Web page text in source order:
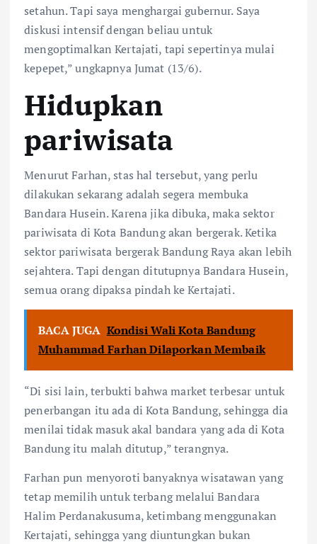
setahun. Tapi saya menghargai gubernur. Saya
diskusi intensif dengan beliau untuk
mengoptimalkan Kertajati, tapi sepertinya mulai
kepepet,” ungkapnya Jumat (13/6).
Hidupkan
pariwisata
Menurut Farhan, stas hal tersebut, yang perlu
dilakukan sekarang adalah segera membuka
Bandara Husein. Karena jika dibuka, maka sektor
pariwisata di Kota Bandung akan bergerak. Ketika
sektor pariwisata bergerak Bandung Raya akan lebih
sejahtera. Tapi dengan ditutupnya Bandara Husein,
semua orang dipaksa pindah ke Kertajati.
BACA JUGA Kondisi Wali Kota Bandung
Muhammad Farhan Dilaporkan Membaik
“Di sisi lain, terbukti bahwa market terbesar untuk
penerbangan itu ada di Kota Bandung, sehingga dia
menilai tidak masuk akal bandara yang ada di Kota
Bandung itu malah ditutup,” terangnya.
Farhan pun menyoroti banyaknya wisatawan yang
tetap memilih untuk terbang melalui Bandara
Halim Perdanakusuma, ketimbang menggunakan
Kertajati, sehingga yang diuntungkan bukan